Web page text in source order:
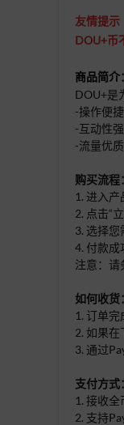
友情提示
DOU+币
商品简介：
DOU+是
-操作便
-互动性
-流量优
购买流程：
1. 进入
2. 点击“
3. 选择您
4. 付款成
注意：请
如何收货：
1. 订单
2. 如果
3. 通过
支付方式：
1. 接收全
2. 支持